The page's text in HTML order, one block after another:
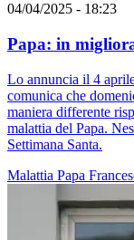
04/04/2025 - 18:23
Papa: in
Lo annuncia il 4
comunica che
maniera differente
malattia del Papa.
Settimana Santa.
Malattia Papa